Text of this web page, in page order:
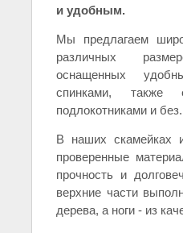
и удобным.
Мы предлагаем
различных
оснащенных
спинками, также
подлокотниками и без.
В наших скамейках
проверенные
прочность и
верхние части
дерева, а ноги - из